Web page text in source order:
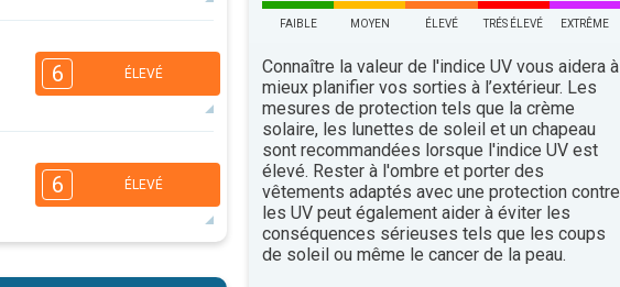
34°maxi
16:00
4
36°maxi
6 ÉLEVÉ
16:00
2
37°
6 ÉLEVÉ
3
2
FAIBLE MOYEN ÉLEVÉ TRÉS ÉLEVÉ EXTRÊME
Connaître la valeur de l'indice UV vous aidera à
mieux planifier vos sorties à l’extérieur. Les
mesures de protection tels que la crème
solaire, les lunettes de soleil et un chapeau
sont recommandées lorsque l'indice UV est
élevé. Rester à l'ombre et porter des
vêtements adaptés avec une protection contre
les UV peut également aider à éviter les
conséquences sérieuses tels que les coups
de soleil ou même le cancer de la peau.